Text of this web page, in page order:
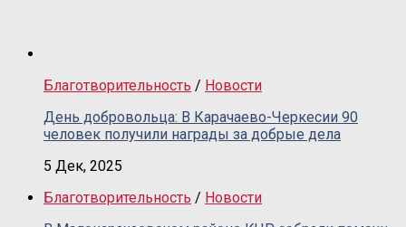
Благотворительность / Новости
День добровольца: В Карачаево-Черкесии 90
человек получили награды за добрые дела
5 Дек, 2025
Благотворительность / Новости